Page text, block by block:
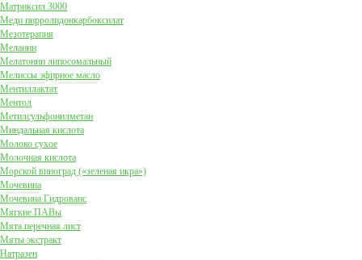
Матриксил 3000
Меди пирролидонкарбоксилат
Мезотерапия
Меланин
Мелатонин липосомальный
Мелиссы эфирное масло
Ментиллактат
Ментол
Метилсульфонилметан
Миндальная кислота
Молоко сухое
Молочная кислота
Морской виноград («зеленая икра»)
Мочевина
Мочевина Гидрованс
Мягкие ПАВы
Мята перечная лист
Мяты экстракт
Натразен